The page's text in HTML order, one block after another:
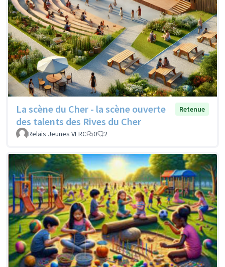
La scène du Cher - la scène ouverte
des talents des Rives du Cher
Retenue
Relais Jeunes VERC 0 2